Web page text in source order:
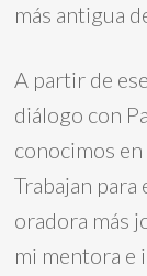
más antigua
A partir de
diálogo con
conocimos
Trabajan para
oradora más
mi mentora e